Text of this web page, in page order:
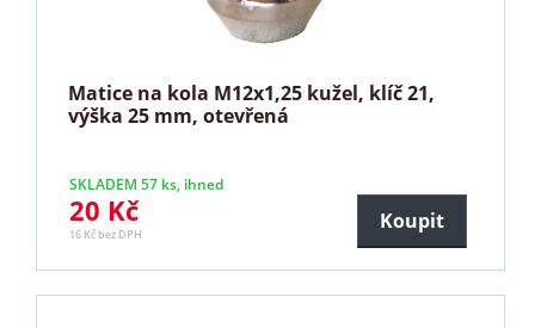
Matice na kola M12x1,25 kužel, klíč 21,
výška 25 mm, otevřená
SKLADEM 57 ks, ihned
20 Kč
16 Kč bez DPH
Koupit